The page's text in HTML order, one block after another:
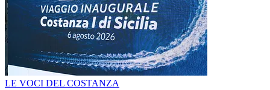
LE VOCI DEL COSTANZA